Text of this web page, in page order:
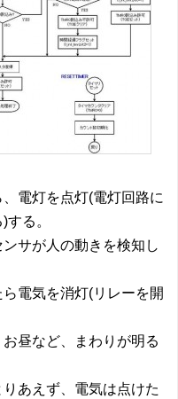
電灯を点灯(電灯回路に
る。
サが人の動きを検知し
電気を消灯(リレーを開
昼など、まわりが明る
あえず、電気は点けた